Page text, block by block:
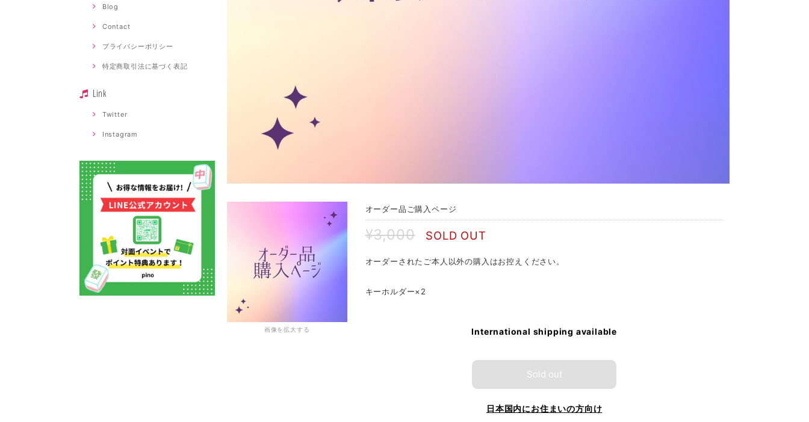
Blog
Contact
プライバシーポリシー
特定商取引法に基づく表記
Link
Twitter
Instagram
画像を拡大する
オーダー品ご購入ページ
¥3,000 SOLD OUT
オーダーされたご本人以外の購入はお控えください。
キーホルダー×2
International shipping available
Sold out
日本国内にお住まいの方向け